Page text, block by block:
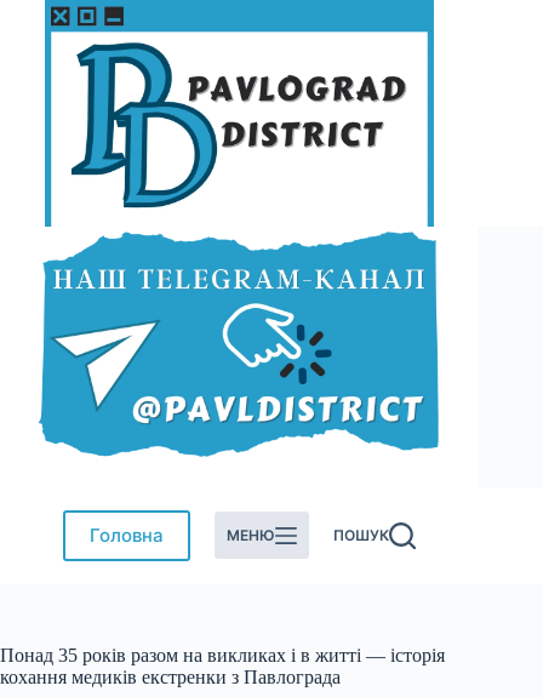
Перейти
Головна МЕНЮ ПОШУК
Понад 35 років разом на викликах і в житті — історія
кохання медиків екстренки з Павлограда